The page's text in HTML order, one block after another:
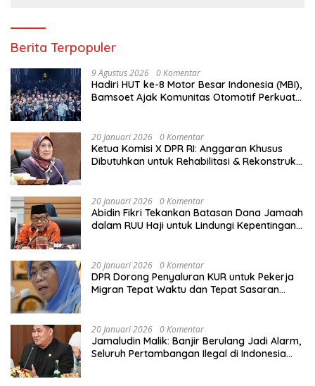
Berita Terpopuler
9 Agustus 2026 0 Komentar
Hadiri HUT ke-8 Motor Besar Indonesia (MBI),
Bamsoet Ajak Komunitas Otomotif Perkuat
Bangsa
20 Januari 2026 0 Komentar
Ketua Komisi X DPR RI: Anggaran Khusus
Dibutuhkan untuk Rehabilitasi & Rekonstruksi
20 Januari 2026 0 Komentar
Abidin Fikri Tekankan Batasan Dana Jamaah
dalam RUU Haji untuk Lindungi Kepentingan
20 Januari 2026 0 Komentar
DPR Dorong Penyaluran KUR untuk Pekerja
Migran Tepat Waktu dan Tepat Sasaran
20 Januari 2026 0 Komentar
Jamaludin Malik: Banjir Berulang Jadi Alarm,
Seluruh Pertambangan Ilegal di Indonesia